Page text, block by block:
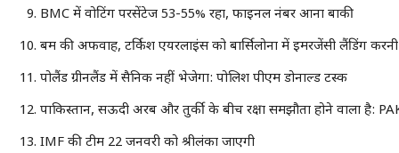
BMC में वोटिंग परसेंटेज 53-55% रहा, फाइनल नंबर आना बाकी
बम की अफवाह, टर्किश एयरलाइंस को बार्सिलोना में इमरजेंसी लैंडिंग
पोलैंड ग्रीनलैंड में सैनिक नहीं भेजेगा: पोलिश पीएम डोनाल्ड टस्क
पाकिस्तान, सऊदी अरब और तुर्की के बीच रक्षा समझौता होने वाला है: PAK
IMF की टीम 22 जनवरी को श्रीलंका जाएगी